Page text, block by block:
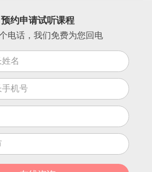
预约申请试听课程
电话，我们免费为您回电